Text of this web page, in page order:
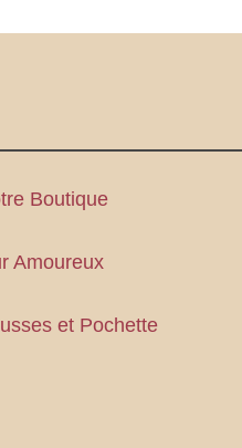
Boutique
Amoureux
et Pochette